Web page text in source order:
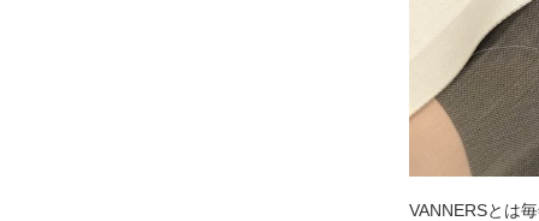
VANNERSとは